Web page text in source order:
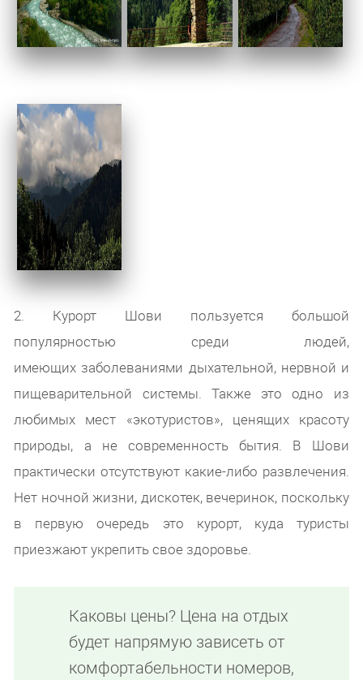
2. Курорт Шови пользуется большой
популярностью среди людей,
имеющих заболеваниями дыхательной, нервной и
пищеварительной системы. Также это одно из
любимых мест «экотуристов», ценящих красоту
природы, а не современность бытия. В Шови
практически отсутствуют какие-либо развлечения.
Нет ночной жизни, дискотек, вечеринок, поскольку
в первую очередь это курорт, куда туристы
приезжают укрепить свое здоровье.
Каковы цены? Цена на отдых
будет напрямую зависеть от
комфортабельности номеров,